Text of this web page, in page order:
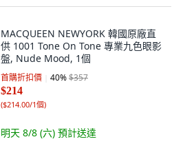
MACQUEEN NEWYORK 韓國原廠直
供 1001 Tone On Tone 專業九色眼影
盤, Nude Mood, 1個
首購折扣價 40%$357
$214
($214.00/1個)
明天 8/8 (六) 預計送達